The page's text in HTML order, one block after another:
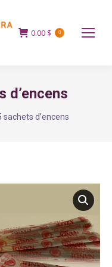
0.00 $ 0
d’encens
sachets d’encens